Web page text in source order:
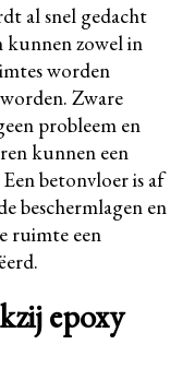
al snel gedacht
kunnen zowel in
worden
Zware
probleem en
kunnen een
betonvloer is af
beschermlagen en
ruimte een
epoxy